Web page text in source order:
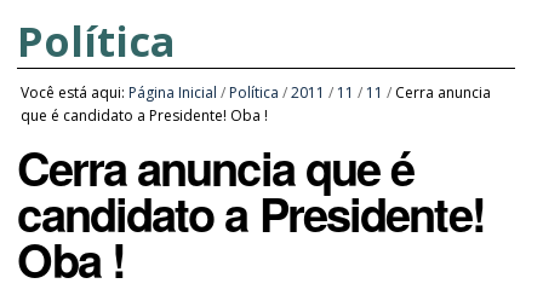
Política
Você está aqui: Página Inicial / Política /2011 / 11 / 11 / Cerra anuncia
que é candidato a Presidente! Oba !
Cerra anuncia que é
candidato a Presidente!
Oba !